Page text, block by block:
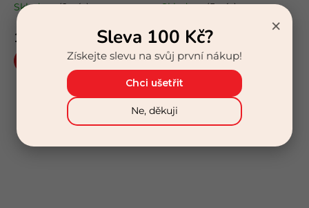
Skladem(2 pár)
132 Kč
Skladem(5 pár)
132 Kč
Detail
Stříbro
×
Sleva 100 Kč?
Získejte slevu na svůj první nákup!
Chci ušetřit
Ne, děkuji